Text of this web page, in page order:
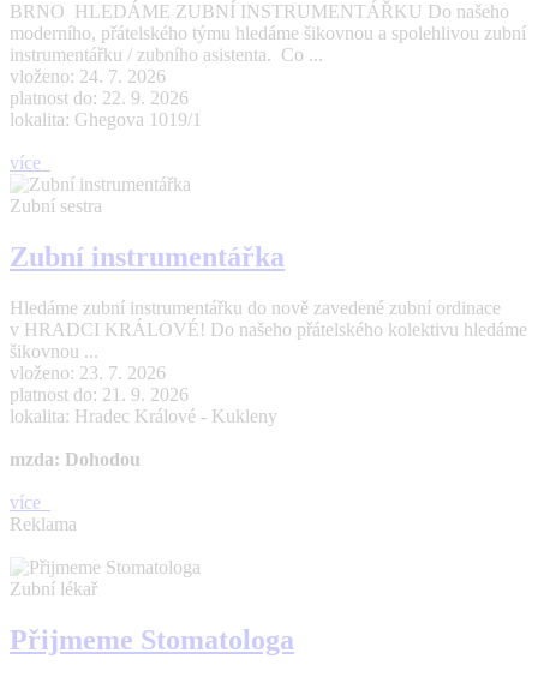
BRNO HLEDÁME ZUBNÍ INSTRUMENTÁŘKU Do našeho
moderního, přátelského týmu hledáme šikovnou a spolehlivou zubní
instrumentářku / zubního asistenta. Co ...
vloženo: 24. 7. 2026
platnost do: 22. 9. 2026
lokalita: Ghegova 1019/1
více
Zubní sestra
Zubní instrumentářka
Hledáme zubní instrumentářku do nově zavedené zubní ordinace
v HRADCI KRÁLOVÉ! Do našeho přátelského kolektivu hledáme
šikovnou ...
vloženo: 23. 7. 2026
platnost do: 21. 9. 2026
lokalita: Hradec Králové - Kukleny
mzda: Dohodou
více
Reklama
Zubní lékař
Přijmeme Stomatologa